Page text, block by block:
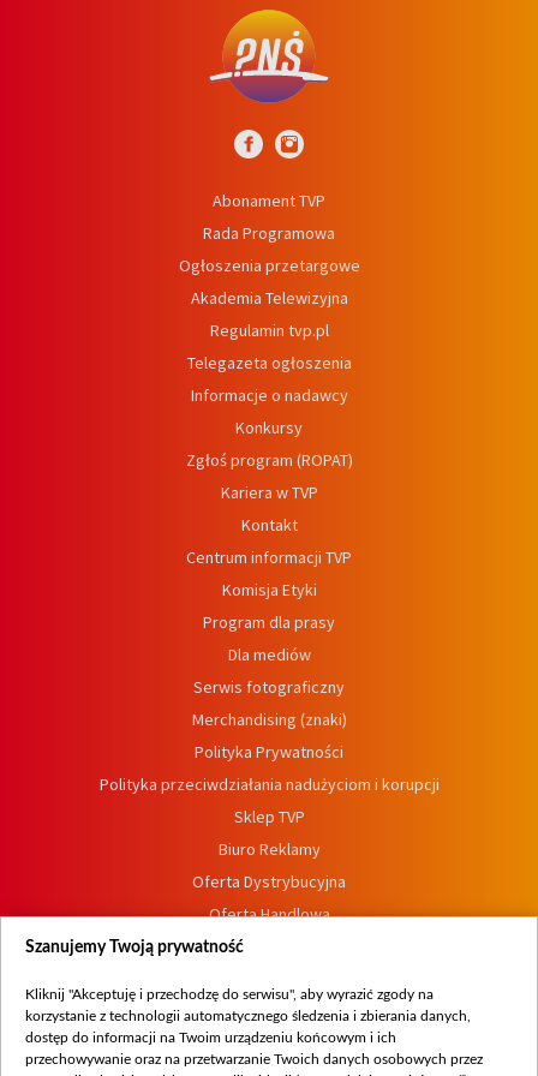
Abonament TVP
Rada Programowa
Ogłoszenia przetargowe
Akademia Telewizyjna
Regulamin tvp.pl
Telegazeta ogłoszenia
Informacje o nadawcy
Konkursy
Zgłoś program (ROPAT)
Kariera w TVP
Kontakt
Centrum informacji TVP
Komisja Etyki
Program dla prasy
Dla mediów
Serwis fotograficzny
Merchandising (znaki)
Polityka Prywatności
Polityka przeciwdziałania nadużyciom i korupcji
Sklep TVP
Biuro Reklamy
Oferta Dystrybucyjna
Oferta Handlowa
Dostępność
Procedura zgłoszeń wewnętrznych
Szanujemy Twoją prywatność
Kliknij "Akceptuję i przechodzę do serwisu", aby wyrazić zgody na
korzystanie z technologii automatycznego śledzenia i zbierania danych,
dostęp do informacji na Twoim urządzeniu końcowym i ich
przechowywanie oraz na przetwarzanie Twoich danych osobowych przez